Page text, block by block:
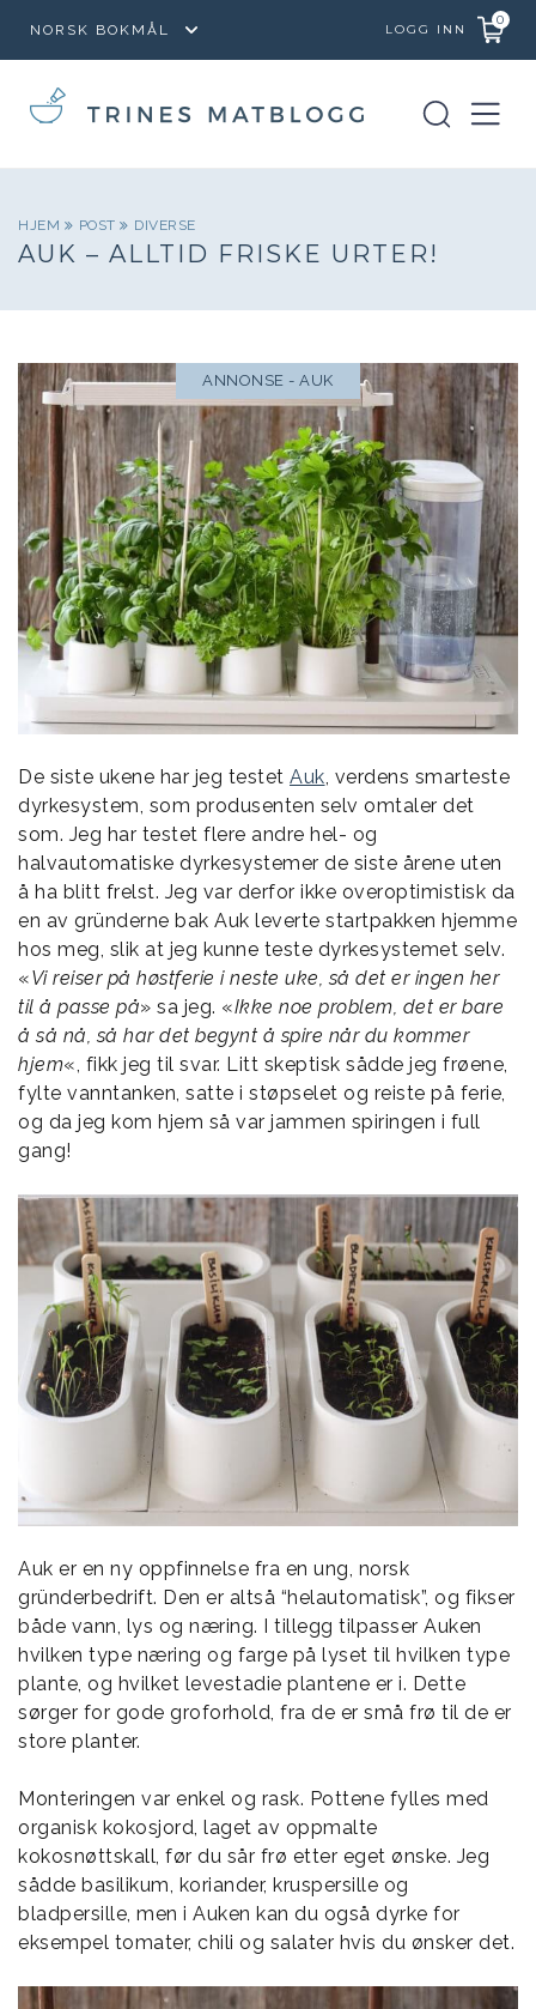
LOGG INN
0
HJEM POST DIVERSE
AUK – ALLTID FRISKE URTER!
ANNONSE - AUK
De siste ukene har jeg testet Auk, verdens smarteste
dyrkesystem, som produsenten selv omtaler det
som. Jeg har testet flere andre hel- og
halvautomatiske dyrkesystemer de siste årene uten
å ha blitt frelst. Jeg var derfor ikke overoptimistisk da
en av gründerne bak Auk leverte startpakken hjemme
hos meg, slik at jeg kunne teste dyrkesystemet selv.
«Vi reiser på høstferie i neste uke, så det er ingen her
til å passe på» sa jeg. «Ikke noe problem, det er bare
å så nå, så har det begynt å spire når du kommer
hjem«, fikk jeg til svar. Litt skeptisk sådde jeg frøene,
fylte vanntanken, satte i støpselet og reiste på ferie,
og da jeg kom hjem så var jammen spiringen i full
gang!
Auk er en ny oppfinnelse fra en ung, norsk
gründerbedrift. Den er altså “helautomatisk”, og fikser
både vann, lys og næring. I tillegg tilpasser Auken
hvilken type næring og farge på lyset til hvilken type
plante, og hvilket levestadie plantene er i. Dette
sørger for gode groforhold, fra de er små frø til de er
store planter.
Monteringen var enkel og rask. Pottene fylles med
organisk kokosjord, laget av oppmalte
kokosnøttskall, før du sår frø etter eget ønske. Jeg
sådde basilikum, koriander, kruspersille og
bladpersille, men i Auken kan du også dyrke for
eksempel tomater, chili og salater hvis du ønsker det.